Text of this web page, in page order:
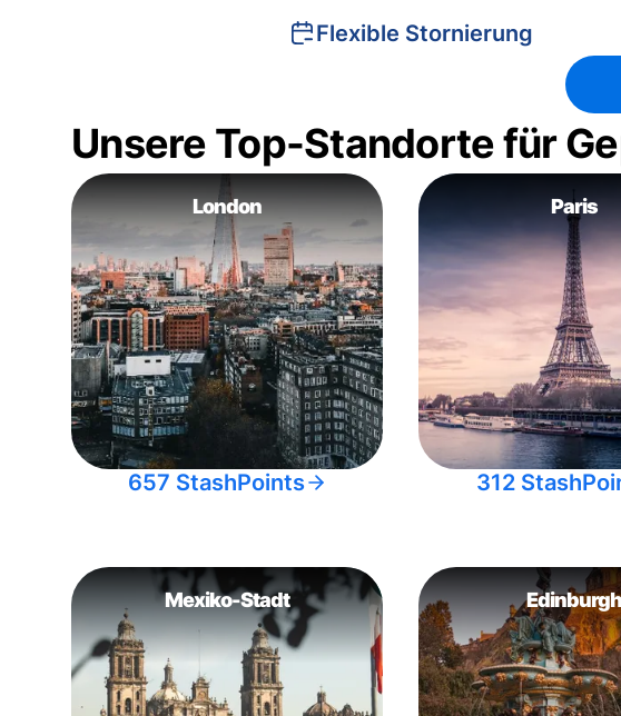
Flexible Stornierung
Unsere Top-Standorte für
London
657 StashPoints
Paris
312
Mexiko-Stadt